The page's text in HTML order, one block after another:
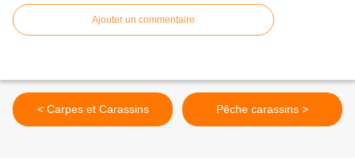
Ajouter un commentaire
< Carpes et Carassins Pêche carassins >